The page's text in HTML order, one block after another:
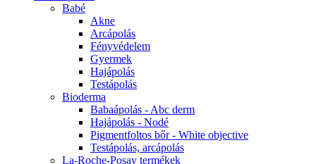
Babé
Akne
Arcápolás
Fényvédelem
Gyermek
Hajápolás
Testápolás
Bioderma
Babaápolás - Abc derm
Hajápolás - Nodé
Pigmentfoltos bőr - White objective
Testápolás, arcápolás
La-Roche-Posay termékek